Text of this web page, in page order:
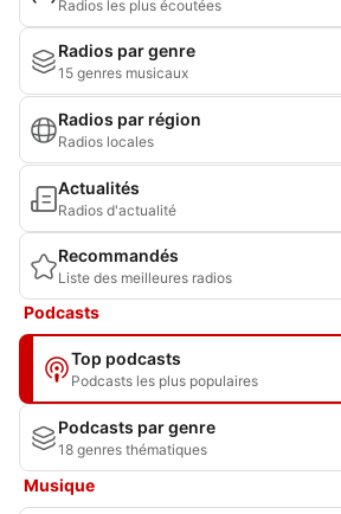
Radios les plus écoutées
Radios par genre
15 genres musicaux
Radios par région
Radios locales
Actualités
Radios d'actualité
Recommandés
Liste des meilleures radios
Podcasts
Top podcasts
Podcasts les plus populaires
Podcasts par genre
18 genres thématiques
Musique